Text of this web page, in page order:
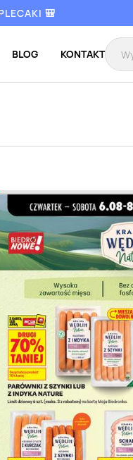
🎒
BLOG KONTAKT